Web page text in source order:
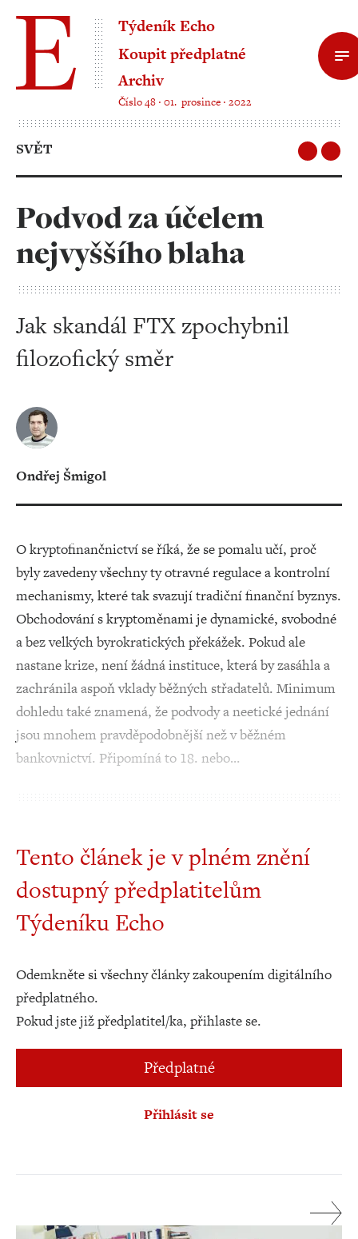
Týdeník Echo
Koupit předplatné
Archiv
Číslo 48 ‧ 01. prosince ‧ 2022
SVĚT
Podvod za účelem
nejvyššího blaha
Jak skandál FTX zpochybnil
filozofický směr
Ondřej Šmigol
O kryptofinančnictví se říká, že se pomalu učí, proč
byly zavedeny všechny ty otravné regulace a kontrolní
mechanismy, které tak svazují tradiční finanční byznys.
Obchodování s kryptoměnami je dynamické, svobodné
a bez velkých byrokratických překážek. Pokud ale
nastane krize, není žádná instituce, která by zasáhla a
zachránila aspoň vklady běžných střadatelů. Minimum
dohledu také znamená, že podvody a neetické jednání
jsou mnohem pravděpodobnější než v běžném
bankovnictví. Připomíná to 18. nebo…
Tento článek je v plném znění
dostupný předplatitelům
Týdeníku Echo
Odemkněte si všechny články zakoupením digitálního
předplatného.
Pokud jste již předplatitel/ka, přihlaste se.
Předplatné
Přihlásit se